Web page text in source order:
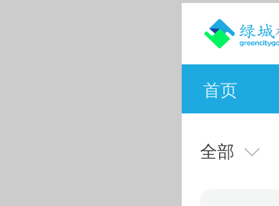
首页
全部